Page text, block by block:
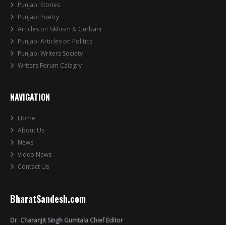
Punjabi Stories
Punjabi Poetry
Articles on Sikhism & Gurbani
Punjabi Articles on Politics
Punjabi Writers Society
Writers Forum Calagry
NAVIGATION
Home
About Us
News
Video News
Contact Us
BharatSandesh.com
Dr. Charanjit Singh Gumtala Chief Editor